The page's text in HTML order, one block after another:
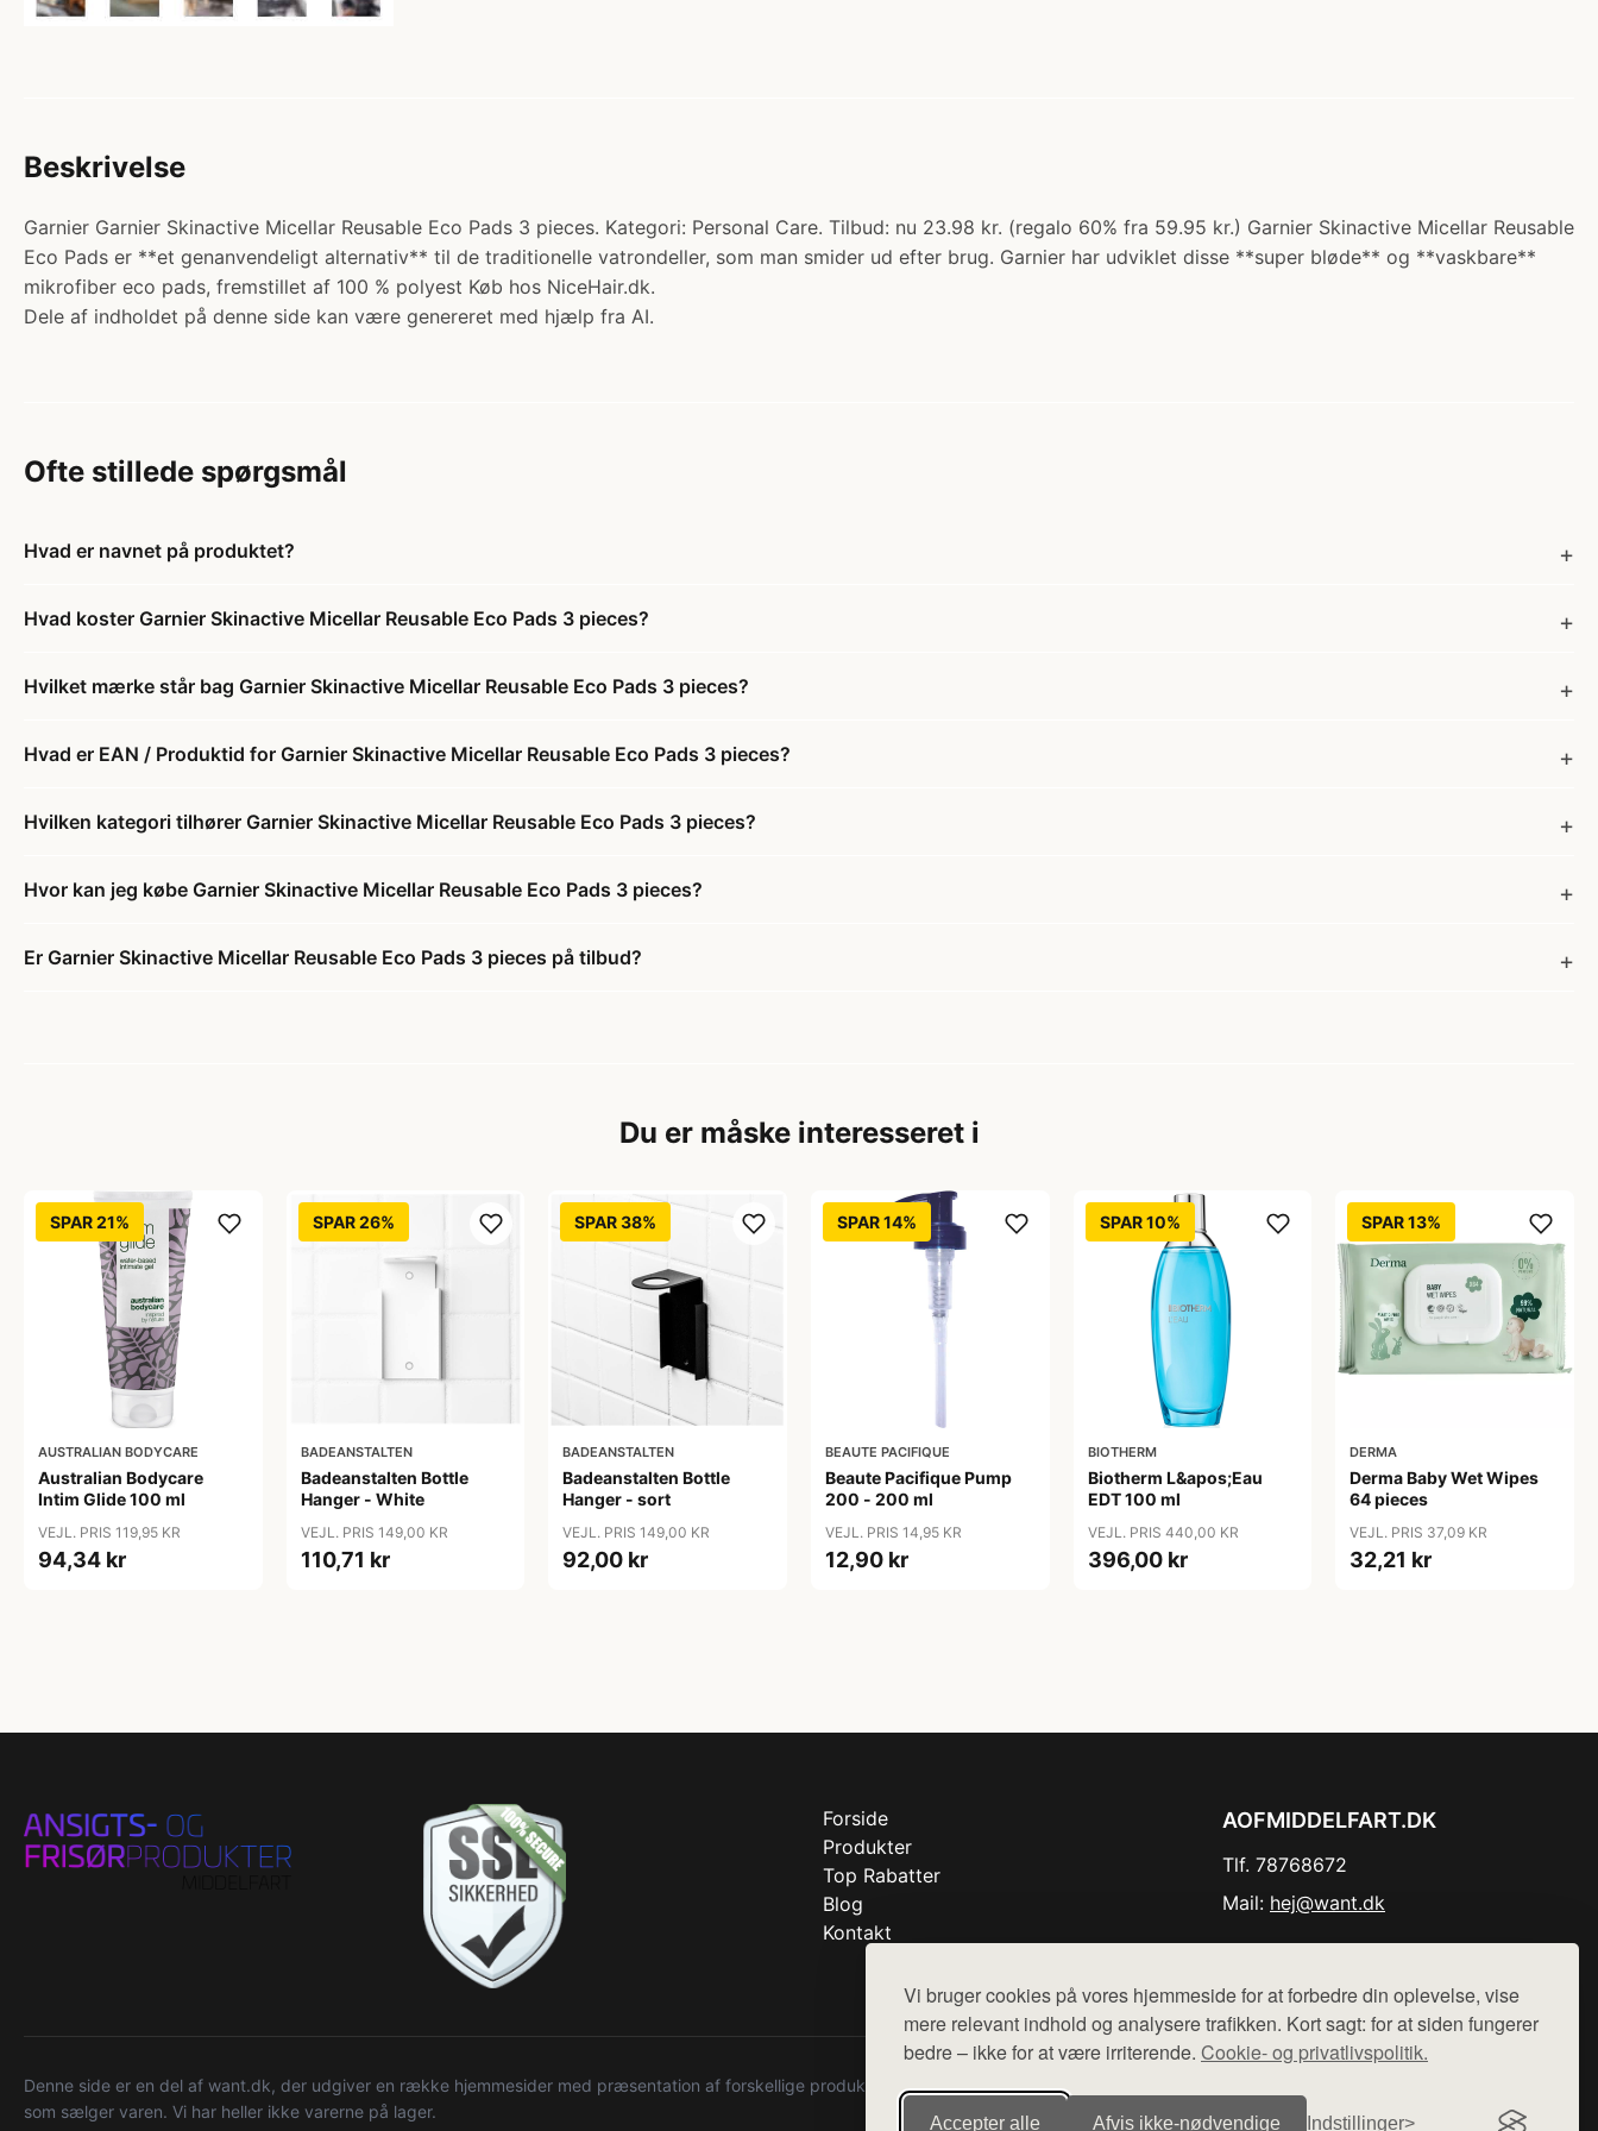
Vi bruger cookies på vores hjemmeside for at forbedre din oplevelse, vise
mere relevant indhold og analysere trafikken. Kort sagt: for at siden fungerer
bedre – ikke for at være irriterende. Cookie- og privatlivspolitik.
Accepter alle Afvis ikke‑nødvendige Indstillinger
Beskrivelse
Garnier Garnier Skinactive Micellar Reusable Eco Pads 3 pieces. Kategori: Personal Care. Tilbud: nu 23.98 kr. (regalo 60% fra 59.95 kr.) Garnier Skinactive Micellar Reusable
Eco Pads er **et genanvendeligt alternativ** til de traditionelle vatrondeller, som man smider ud efter brug. Garnier har udviklet disse **super bløde** og **vaskbare**
mikrofiber eco pads, fremstillet af 100 % polyest Køb hos NiceHair.dk.
Dele af indholdet på denne side kan være genereret med hjælp fra AI.
Ofte stillede spørgsmål
Hvad er navnet på produktet?
Hvad koster Garnier Skinactive Micellar Reusable Eco Pads 3 pieces?
Hvilket mærke står bag Garnier Skinactive Micellar Reusable Eco Pads 3 pieces?
Hvad er EAN / Produktid for Garnier Skinactive Micellar Reusable Eco Pads 3 pieces?
Hvilken kategori tilhører Garnier Skinactive Micellar Reusable Eco Pads 3 pieces?
Hvor kan jeg købe Garnier Skinactive Micellar Reusable Eco Pads 3 pieces?
Er Garnier Skinactive Micellar Reusable Eco Pads 3 pieces på tilbud?
Du er måske interesseret i
SPAR 21%
AUSTRALIAN BODYCARE
Australian Bodycare
Intim Glide 100 ml
VEJL. PRIS 119,95 KR
94,34 kr
SPAR 26%
BADEANSTALTEN
Badeanstalten Bottle
Hanger - White
VEJL. PRIS 149,00 KR
110,71 kr
SPAR 38%
BADEANSTALTEN
Badeanstalten Bottle
Hanger - sort
VEJL. PRIS 149,00 KR
92,00 kr
SPAR 14%
BEAUTE PACIFIQUE
Beaute Pacifique Pump
200 - 200 ml
VEJL. PRIS 14,95 KR
12,90 kr
SPAR 10%
BIOTHERM
Biotherm L&apos;Eau
EDT 100 ml
VEJL. PRIS 440,00 KR
396,00 kr
SPAR 13%
DERMA
Derma Baby Wet Wipes
64 pieces
VEJL. PRIS 37,09 KR
32,21 kr
Forside
Produkter
Top Rabatter
Blog
Kontakt
AOFMIDDELFART.DK
Tlf. 78768672
Mail: hej@want.dk
Denne side er en del af want.dk, der udgiver en række hjemmesider med præsentation af forskellige produkter fra diverse webshops. Der sælges ikke varer fra denne side - vi henviser til de shops,
som sælger varen. Vi har heller ikke varerne på lager.